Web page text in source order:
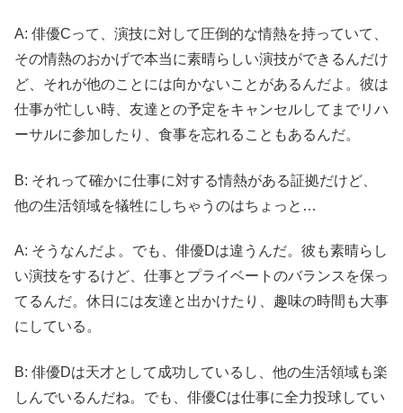
A: 俳優Cって、演技に対して圧倒的な情熱を持っていて、
その情熱のおかげで本当に素晴らしい演技ができるんだけ
ど、それが他のことには向かないことがあるんだよ。彼は
仕事が忙しい時、友達との予定をキャンセルしてまでリハ
ーサルに参加したり、食事を忘れることもあるんだ。
B: それって確かに仕事に対する情熱がある証拠だけど、
他の生活領域を犠牲にしちゃうのはちょっと…
A: そうなんだよ。でも、俳優Dは違うんだ。彼も素晴らし
い演技をするけど、仕事とプライベートのバランスを保っ
てるんだ。休日には友達と出かけたり、趣味の時間も大事
にしている。
B: 俳優Dは天才として成功しているし、他の生活領域も楽
しんでいるんだね。でも、俳優Cは仕事に全力投球してい